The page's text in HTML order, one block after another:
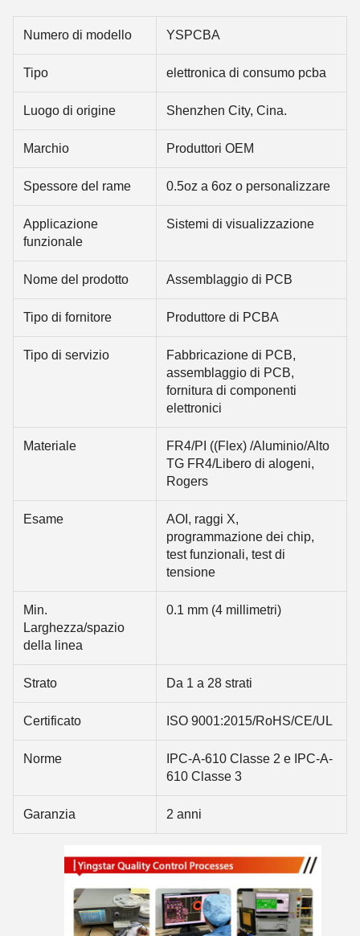
Numero di modello YSPCBA
Tipo elettronica di consumo pcba
Luogo di origine Shenzhen City, Cina.
Marchio Produttori OEM
Spessore del rame 0.5oz a 6oz o personalizzare
Applicazione
funzionale
Sistemi di visualizzazione
Nome del prodotto Assemblaggio di PCB
Tipo di fornitore Produttore di PCBA
Tipo di servizio
Fabbricazione di PCB,
assemblaggio di PCB,
fornitura di componenti
elettronici
Materiale
FR4/PI ((Flex) /Aluminio/Alto
TG FR4/Libero di alogeni,
Rogers
Esame
AOI, raggi X,
programmazione dei chip,
test funzionali, test di
tensione
Min.
Larghezza/spazio
della linea
0.1 mm (4 millimetri)
Strato Da 1 a 28 strati
Certificato ISO 9001:2015/RoHS/CE/UL
Norme
IPC-A-610 Classe 2 e IPC-A-
610 Classe 3
Garanzia 2 anni